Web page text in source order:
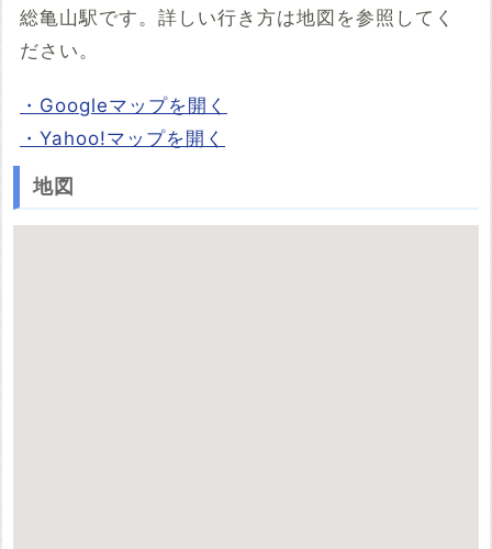
総亀山駅です。詳しい行き方は地図を参照してく
ださい。
・Googleマップを開く
・Yahoo!マップを開く
地図